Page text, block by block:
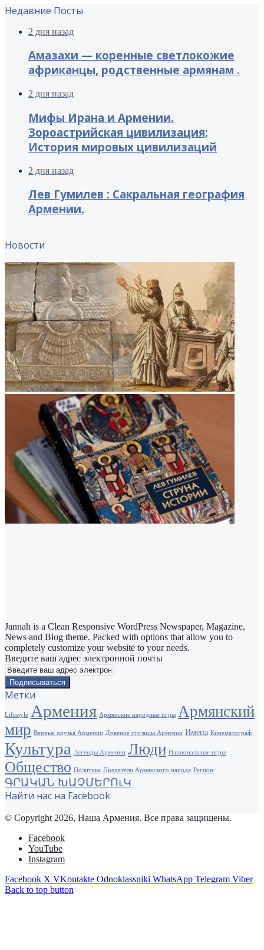
Недавние Посты
2 дня назад
Амазахи — коренные светлокожие
африканцы, родственные армянам .
2 дня назад
Мифы Ирана и Армении.
Зороастрийская цивилизация;
История мировых цивилизаций
2 дня назад
Лев Гумилев : Сакральная география
Армении.
Новости
Jannah is a Clean Responsive WordPress Newspaper, Magazine,
News and Blog theme. Packed with options that allow you to
completely customize your website to your needs.
Введите ваш адрес электронной почты
Метки
Lifestyle Армения Армянские народные игры Армянский
мир Верные друзья Армении Дрвение столицы Армении Имена Кинематограф
Культура Легенды Армении Люди Национальные игры
Общество Политика Предатели Армянского народа Регион
ԳՐԱԿԱՆ ԽԱՉՄԵՐՈւԿ
Найти нас на Facebook
© Copyright 2026, Наша Армения. Все права защищены.
Facebook
YouTube
Instagram
Facebook X VKontakte Odnoklassniki WhatsApp Telegram Viber
Back to top button